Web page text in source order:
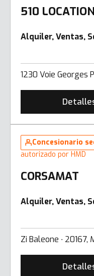
510 LOCATION
Alquiler, Ventas,
1230 Voie Georges
Concesionario
autorizado por HMD
CORSAMAT
Alquiler, Ventas,
Zi Baleone ∙ 20167,